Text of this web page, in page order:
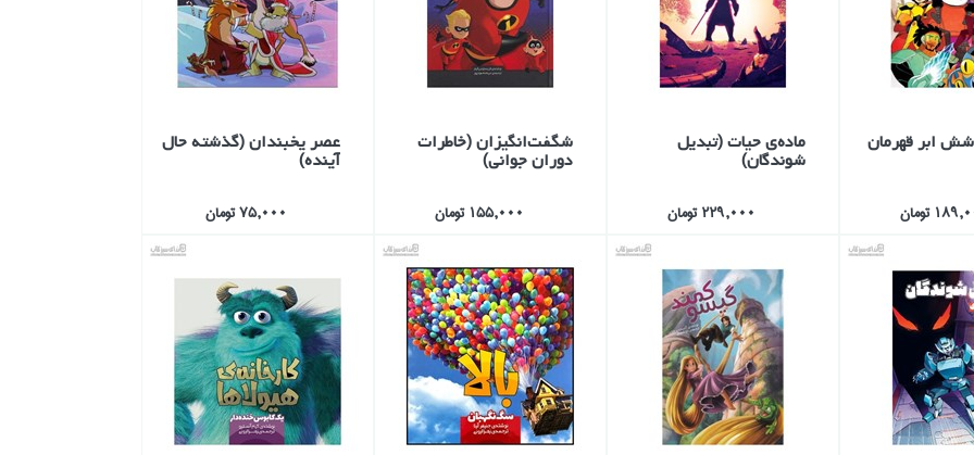
شش ابر قهرمان
تومان
ماده‌ي حيات (تبديل
شوندگان)
229,000 تومان
شگفت‌انگيزان (خاطرات
دوران جواني)
155,000 تومان
عصر يخبندان (گذشته حال
آينده)
75,000 تومان